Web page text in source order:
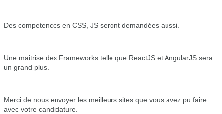
Des competences en CSS, JS seront demandées aussi.
Une maitrise des Frameworks telle que ReactJS et AngularJS sera
un grand plus.
Merci de nous envoyer les meilleurs sites que vous avez pu faire
avec votre candidature.